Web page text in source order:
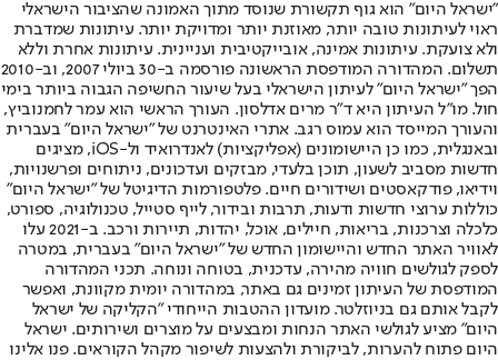
"ישראל היום" הוא גוף תקשורת שנוסד מתוך האמונה שהציבור הישראלי
ראוי לעיתונות טובה יותר, מאוזנת יותר ומדויקת יותר. עיתונות שמדברת
ולא צועקת. עיתונות אמינה, אובייקטיבית ועניינית. עיתונות אחרת וללא
תשלום. המהדורה המודפסת הראשונה פורסמה ב-30 ביולי 2007, וב-2010
הפך "ישראל היום" לעיתון הישראלי בעל שיעור החשיפה הגבוה ביותר בימי
חול. מו"ל העיתון היא ד"ר מרים אדלסון. העורך הראשי הוא עמר לחמנוביץ,
והעורך המייסד הוא עמוס רגב. אתרי האינטרנט של "ישראל היום" בעברית
ובאנגלית, כמו כן היישומונים (אפליקציות) לאנדרואיד ול-iOS, מציגים
חדשות מסביב לשעון, תוכן בלעדי, מבזקים ועדכונים, ניתוחים ופרשנויות,
וידיאו, פודקאסטים ושידורים חיים. פלטפורמות הדיגיטל של "ישראל היום"
כוללות ערוצי חדשות ודעות, תרבות ובידור, לייף סטייל, טכנולוגיה, ספורט,
כלכלה וצרכנות, בריאות, חיילים, אוכל, יהדות, תיירות ורכב. ב-2021 עלו
לאוויר האתר החדש והיישומון החדש של "ישראל היום" בעברית, במטרה
לספק לגולשים חוויה מהירה, עדכנית, בטוחה ונוחה. תכני המהדורה
המודפסת של העיתון זמינים גם באתר, במהדורה יומית מקוונת, ואפשר
לקבל אותם גם בניוזלטר. מועדון ההטבות הייחודי "הקליקה של ישראל
היום" מציע לגולשי האתר הנחות ומבצעים על מוצרים ושירותים. ישראל
היום פתוח להערות, לביקורת ולהצעות לשיפור מקהל הקוראים. פנו אלינו